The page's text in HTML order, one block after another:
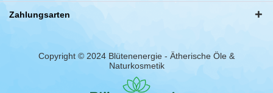
Zahlungsarten
Copyright © 2024 Blütenenergie - Ätherische Öle &
Naturkosmetik